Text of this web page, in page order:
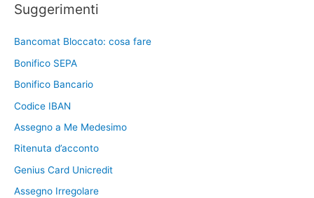
Suggerimenti
Bancomat Bloccato: cosa fare
Bonifico SEPA
Bonifico Bancario
Codice IBAN
Assegno a Me Medesimo
Ritenuta d’acconto
Genius Card Unicredit
Assegno Irregolare